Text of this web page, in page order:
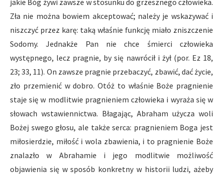
jakie Bóg żywi zawsze w stosunku do grzesznego człowieka.
Zła nie można bowiem akceptować; należy je wskazywać i
niszczyć przez karę: taką właśnie funkcję miało zniszczenie
Sodomy. Jednakże Pan nie chce śmierci człowieka
występnego, lecz pragnie, by się nawrócił i żył (por. Ez 18,
23; 33, 11). On zawsze pragnie przebaczyć, zbawić, dać życie,
zło przemienić w dobro. Otóż to właśnie Boże pragnienie
staje się w modlitwie pragnieniem człowieka i wyraża się w
słowach wstawiennictwa. Błagając, Abraham użycza woli
Bożej swego głosu, ale także serca: pragnieniem Boga jest
miłosierdzie, miłość i wola zbawienia, i to pragnienie Boże
znalazło w Abrahamie i jego modlitwie możliwość
objawienia się w sposób konkretny w historii ludzi, ażeby